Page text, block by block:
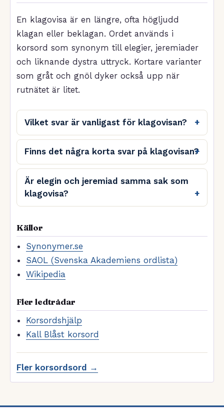
En klagovisa är en längre, ofta högljudd
klagan eller beklagan. Ordet används i
korsord som synonym till elegier, jeremiader
och liknande dystra uttryck. Kortare varianter
som gråt och gnöl dyker också upp när
rutnätet är litet.
Vilket svar är vanligast för klagovisan?
Finns det några korta svar på klagovisan?
Är elegin och jeremiad samma sak som
klagovisa?
Källor
Synonymer.se
SAOL (Svenska Akademiens ordlista)
Wikipedia
Fler ledtrådar
Korsordshjälp
Kall Blåst korsord
Fler korsordsord →